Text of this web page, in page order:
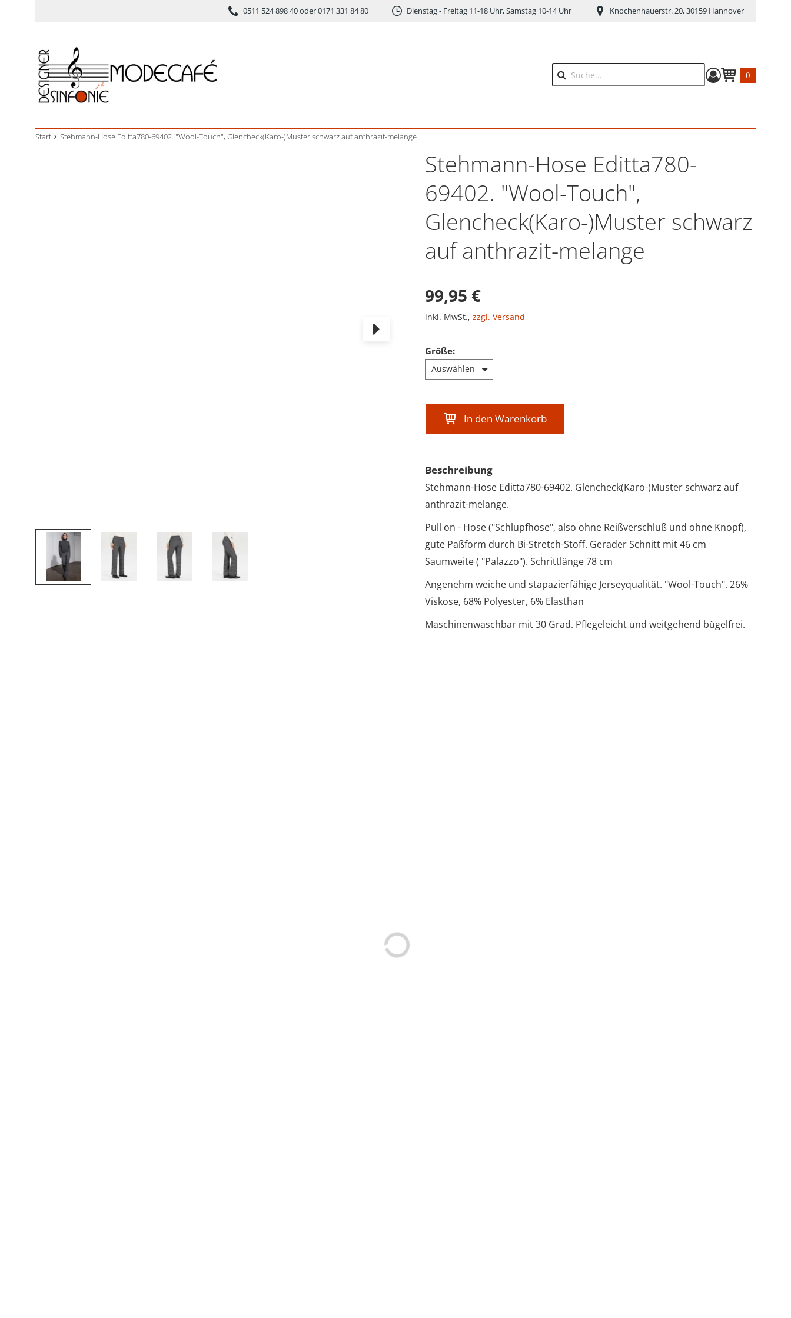
0511 524 898 40 oder 0171 331 84 80 Dienstag - Freitag 11-18 Uhr, Samstag 10-14 Uhr Knochenhauerstr. 20, 30159 Hannover
0
Start Stehmann-Hose Editta780-69402. "Wool-Touch", Glencheck(Karo-)Muster schwarz auf anthrazit-melange
Stehmann-Hose Editta780-
69402. "Wool-Touch",
Glencheck(Karo-)Muster schwarz
auf anthrazit-melange
Verkaufspreis: 99,95 €
99,95 €
inkl. MwSt., zzgl. Versand
Größe:
In den Warenkorb
Beschreibung
Stehmann-Hose Editta780-69402. Glencheck(Karo-)Muster schwarz auf
anthrazit-melange.
Pull on - Hose ("Schlupfhose", also ohne Reißverschluß und ohne Knopf),
gute Paßform durch Bi-Stretch-Stoff. Gerader Schnitt mit 46 cm
Saumweite ( "Palazzo"). Schrittlänge 78 cm
Angenehm weiche und stapazierfähige Jerseyqualität. "Wool-Touch". 26%
Viskose, 68% Polyester, 6% Elasthan
Maschinenwaschbar mit 30 Grad. Pflegeleicht und weitgehend bügelfrei.